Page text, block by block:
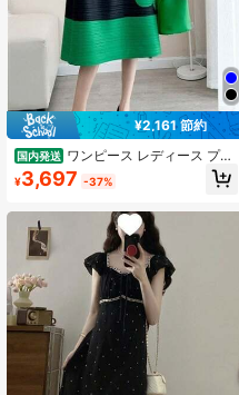
¥2,161 節約
国内発送 ワンピース レディース プリ
ーツワンピース ロングワンピース 長
袖 ハイネック ボトルネック Aライン
ック ゆったり 体型カバー 着痩せ き
れいめ 上品 お呼ばれ 食事会 黒 緑
¥3,697 -37%